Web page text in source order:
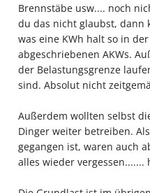
Brennstäbe usw.... noch
du das nicht glaubst, dann
was eine KWh halt so in
abgeschriebenen AKWs.
der Belastungsgrenze
sind. Absolut nicht
Außerdem wollten selbst
Dinger weiter betreiben.
gegangen ist, waren auch
alles wieder vergessen.......